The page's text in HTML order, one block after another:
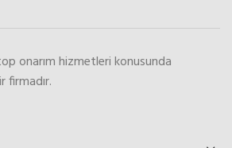
onarım hizmetleri konusunda
firmadır.